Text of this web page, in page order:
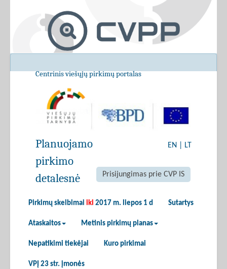
Centrinis viešųjų pirkimų portalas
EN LT
Prisijungimas prie CVP IS
Pirkimų skelbimai iki 2017 m. liepos 1 d Sutartys
Ataskaitos Metinis pirkimų planas
Nepatikimi tiekėjai Kuro pirkimai
VPĮ 23 str. įmonės
Planuojamo
pirkimo
detalesnė